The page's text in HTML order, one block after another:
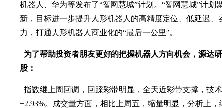
机器人、华为等发布了“智网慧城”计划。“智网慧城”计
新，目标进一步提升人形机器人的高精度定位、低延迟
力，打通人形机器人商业化的“最后一公里”。
为了帮助投资者朋友更好的把握机器人方向机会，源达
股：
指数继上周回调，回踩彩带明显，全天近彩带支撑，技
+2.93%。成交量方面，相比上周五，缩量明显，分析上